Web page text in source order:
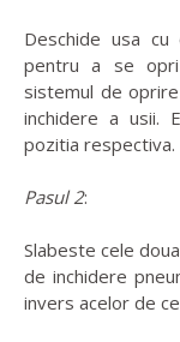
Deschide usa
pentru a se opri
sistemul de
inchidere a usii.
pozitia respectiva.
Pasul 2:
Slabeste cele
de inchidere
invers acelor de